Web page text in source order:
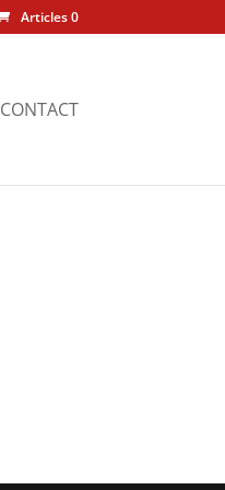
Articles 0
CONTACT